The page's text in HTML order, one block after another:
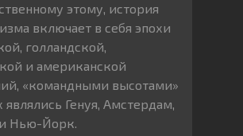
этому, история
включает в себя эпохи
голландской,
и американской
«командными высотами»
являлись Генуя, Амстердам,
Нью-Йорк.